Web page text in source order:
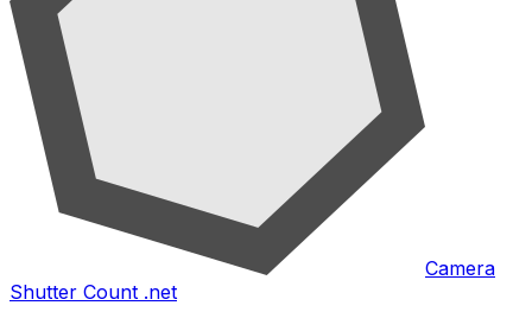
Camera
Shutter Count .net